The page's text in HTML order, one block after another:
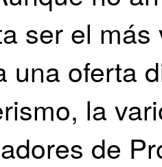
ser el
una oferta
la
de